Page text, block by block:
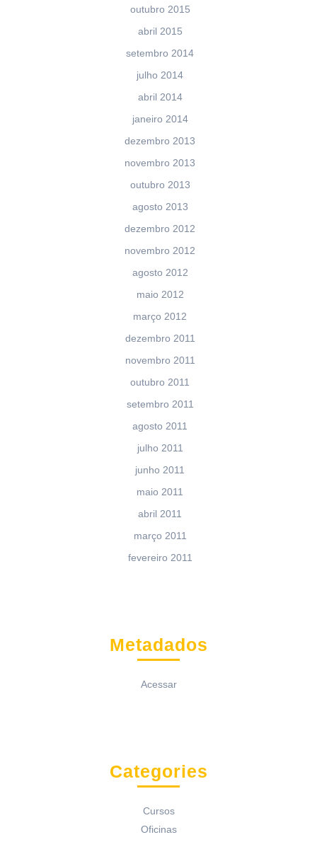
outubro 2015
abril 2015
setembro 2014
julho 2014
abril 2014
janeiro 2014
dezembro 2013
novembro 2013
outubro 2013
agosto 2013
dezembro 2012
novembro 2012
agosto 2012
maio 2012
março 2012
dezembro 2011
novembro 2011
outubro 2011
setembro 2011
agosto 2011
julho 2011
junho 2011
maio 2011
abril 2011
março 2011
fevereiro 2011
Metadados
Acessar
Categories
Cursos
Oficinas